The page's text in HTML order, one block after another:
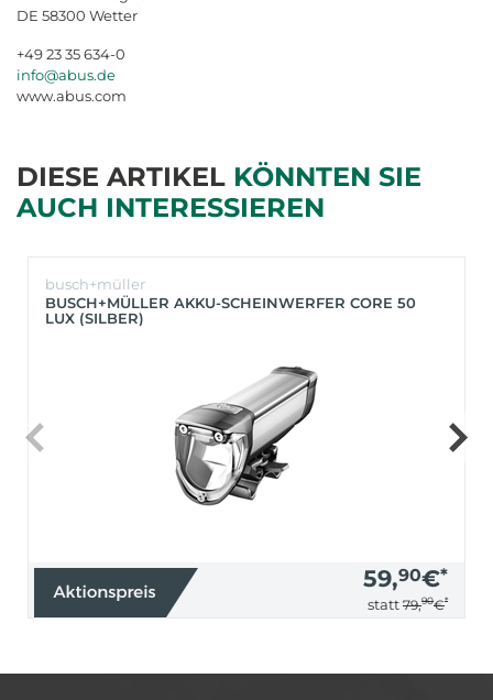
DE 58300 Wetter
+49 23 35 634-0
info@abus.de
www.abus.com
DIESE ARTIKEL KÖNNTEN SIE
AUCH INTERESSIEREN
busch+müller
BUSCH+MÜLLER AKKU-SCHEINWERFER CORE 50
LUX (SILBER)
59,90€*
statt 79,90€*